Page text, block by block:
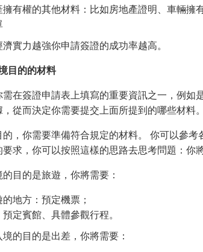
有權的其他材料：比如房地產證明、車輛擁
實力越強你申請簽證的成功率越高。
目的的材料
需在簽證申請表上填寫的重要資訊之一，例
從而決定你需要提交上面所提到的哪些材料。
的，你需要準備符合規定的材料。 你可以參
要求，你可以按照這樣的思路去思考問題：你
目的是旅遊，你將需要：
地方：預定機票；
定賓館、具體參觀行程。
的目的是出差，你將需要：